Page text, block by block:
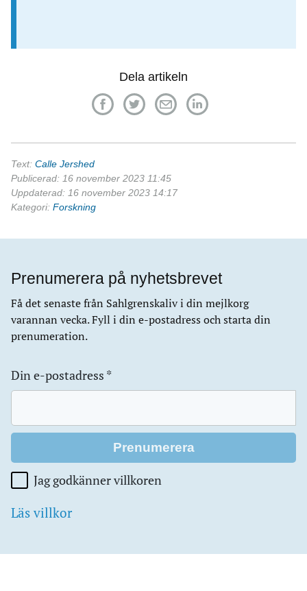
Dela artikeln
Text: Calle Jershed
Publicerad: 16 november 2023 11:45
Uppdaterad: 16 november 2023 14:17
Kategori: Forskning
Prenumerera på nyhetsbrevet
Få det senaste från Sahlgrenskaliv i din mejlkorg
varannan vecka. Fyll i din e-postadress och starta din
prenumeration.
Din e-postadress *
Jag godkänner villkoren
Läs villkor